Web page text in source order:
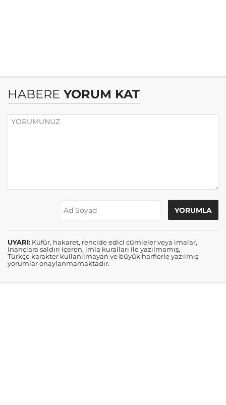
HABERE YORUM KAT
UYARI: Küfür, hakaret, rencide edici cümleler veya imalar,
inançlara saldırı içeren, imla kuralları ile yazılmamış,
Türkçe karakter kullanılmayan ve büyük harflerle yazılmış
yorumlar onaylanmamaktadır.